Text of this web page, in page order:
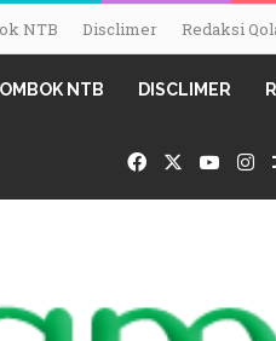
NTB Disclimer Redaksi
NTB DISCLIMER
Facebook